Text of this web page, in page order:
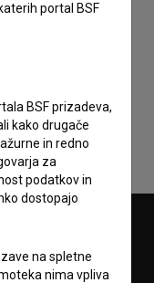
portal BSF
BSF prizadeva,
kako drugače
in redno
za
podatkov in
dostopajo
na spletne
nima vpliva